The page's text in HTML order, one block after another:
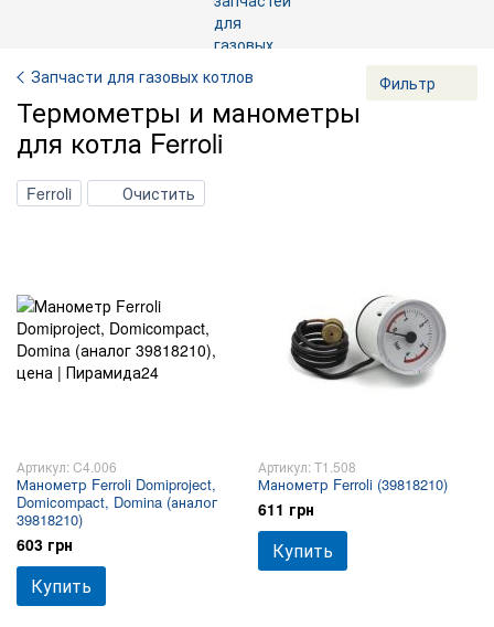
Фильтр
Запчасти для газовых котлов
Термометры и манометры
для котла Ferroli
Ferroli Очистить
Артикул: C4.006
Манометр Ferroli Domiproject,
Domicompact, Domina (аналог
39818210)
603 грн
Купить
Артикул: T1.508
Манометр Ferroli (39818210)
611 грн
Купить